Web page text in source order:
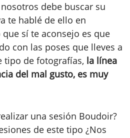
debe buscar su
te hablé de ello en
que sí te aconsejo es que
con las poses que lleves a
tipo de fotografías, la línea
del mal gusto, es muy
una sesión Boudoir?
de este tipo ¿Nos